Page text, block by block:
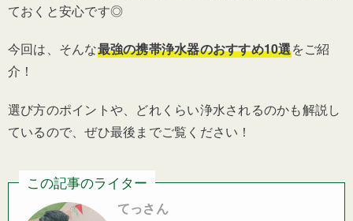
ておくと安心です◎
今回は、そんな最強の携帯浄水器のおすすめ10選をご紹
介！
選び方のポイントや、どれくらい浄水されるのかも解説し
ているので、ぜひ最後までご覧ください！
この記事のライター
てっさん